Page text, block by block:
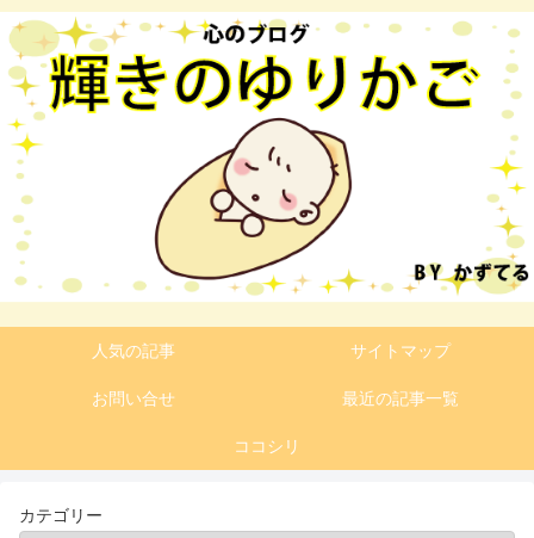
人気の記事 サイトマップ
お問い合せ 最近の記事一覧
ココシリ
カテゴリー